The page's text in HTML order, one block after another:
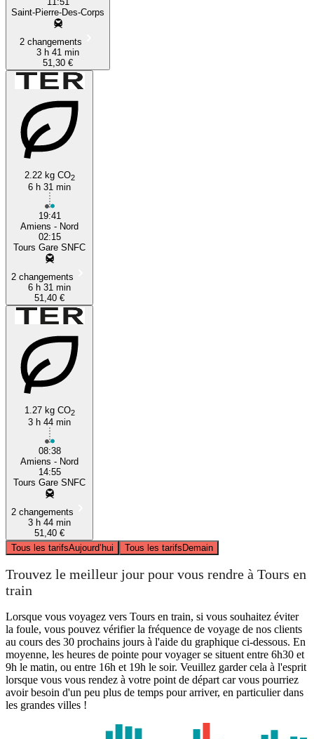
Saint-Pierre-Des-Corps
2 changements
3 h 41 min
51,30 €
2.22 kg CO2
6 h 31 min
19:41
Amiens - Nord
02:15
Tours Gare SNFC
2 changements
6 h 31 min
51,40 €
1.27 kg CO2
3 h 44 min
08:38
Amiens - Nord
14:55
Tours Gare SNFC
2 changements
3 h 44 min
51,40 €
Tous les tarifsAujourd’hui Tous les tarifsDemain
Trouvez le meilleur jour pour vous rendre à Tours en
train
Lorsque vous voyagez vers Tours en train, si vous souhaitez éviter
la foule, vous pouvez vérifier la fréquence de voyage de nos clients
au cours des 30 prochains jours à l'aide du graphique ci-dessous. En
moyenne, les heures de pointe pour voyager se situent entre 6h30 et
9h le matin, ou entre 16h et 19h le soir. Veuillez garder cela à l'esprit
lorsque vous vous rendez à votre point de départ car vous pourriez
avoir besoin d'un peu plus de temps pour arriver, en particulier dans
les grandes villes !